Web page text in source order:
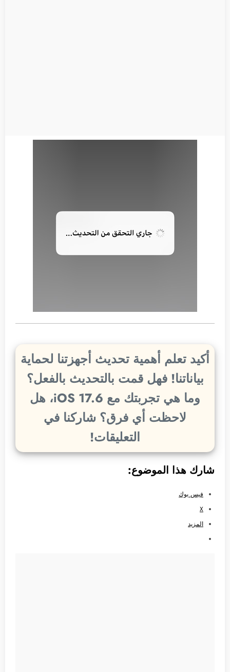
أكيد تعلم أهمية تحديث أجهزتنا لحماية
بياناتنا! فهل قمت بالتحديث بالفعل؟
وما هي تجربتك مع iOS 17.6، هل
لاحظت أي فرق؟ شاركنا في
التعليقات!
شارك هذا الموضوع:
فيس بوك
X
المزيد